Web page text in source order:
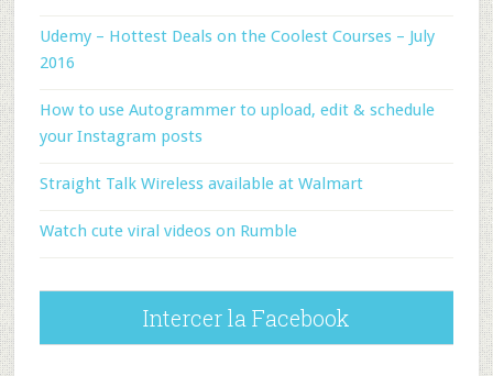
Udemy – Hottest Deals on the Coolest Courses – July
2016
How to use Autogrammer to upload, edit & schedule
your Instagram posts
Straight Talk Wireless available at Walmart
Watch cute viral videos on Rumble
Intercer la Facebook